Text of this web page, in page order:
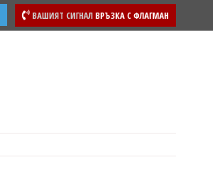
ВАШИЯТ СИГНАЛ ВРЪЗКА С ФЛАГМАН